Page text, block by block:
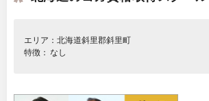
エリア：北海道斜里郡斜里町
特徴： なし